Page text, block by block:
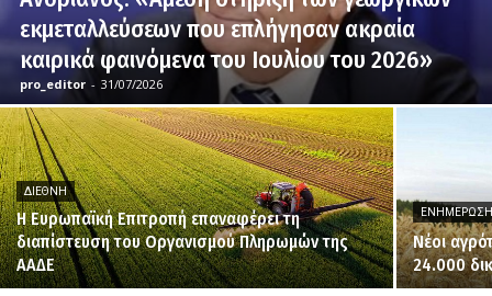
εκμεταλλεύσεων που επλήγησαν ακραία
καιρικά φαινόμενα του Ιουλίου του 2026»
pro_editor - 31/07/2026
ΔΙΕΘΝΉ
H Ευρωπαϊκή Επιτροπή επαναφέρει τη
διαπίστευση του Οργανισμού Πληρωμών της
ΑΑΔΕ
Νέοι
24.000